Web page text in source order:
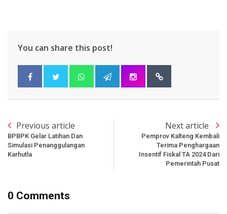
You can share this post!
Previous article
BPBPK Gelar Latihan Dan
Simulasi Penanggulangan
Karhutla
Next article
Pemprov Kalteng Kembali
Terima Penghargaan
Insentif Fiskal TA 2024 Dari
Pemerintah Pusat
0 Comments